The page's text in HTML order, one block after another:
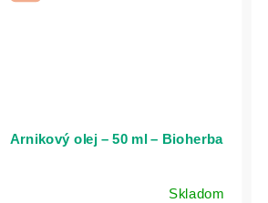
Arnikový olej – 50 ml – Bioherba
Skladom